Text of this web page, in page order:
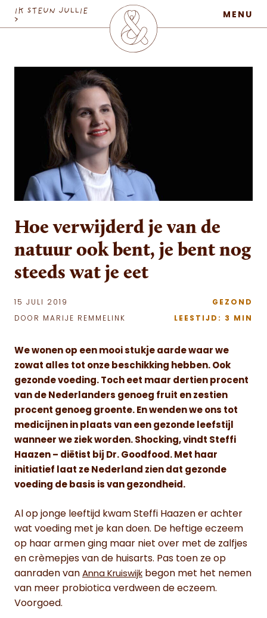
MaatschapWij
MENU
IK STEUN JULLIE
>
Hoe verwijderd je van de
natuur ook bent, je bent nog
steeds wat je eet
15 JULI 2019
DOOR MARIJE REMMELINK
GEZOND
LEESTIJD: 3 MIN
We wonen op een mooi stukje aarde waar we
zowat alles tot onze beschikking hebben. Ook
gezonde voeding. Toch eet maar dertien procent
van de Nederlanders genoeg fruit en zestien
procent genoeg groente. En wenden we ons tot
medicijnen in plaats van een gezonde leefstijl
wanneer we ziek worden. Shocking, vindt Steffi
Haazen – diëtist bij Dr. Goodfood. Met haar
initiatief laat ze Nederland zien dat gezonde
voeding de basis is van gezondheid.
Al op jonge leeftijd kwam Steffi Haazen er achter
wat voeding met je kan doen. De heftige eczeem
op haar armen ging maar niet over met de zalfjes
en crèmepjes van de huisarts. Pas toen ze op
aanraden van Anna Kruiswijk begon met het nemen
van meer probiotica verdween de eczeem.
Voorgoed.